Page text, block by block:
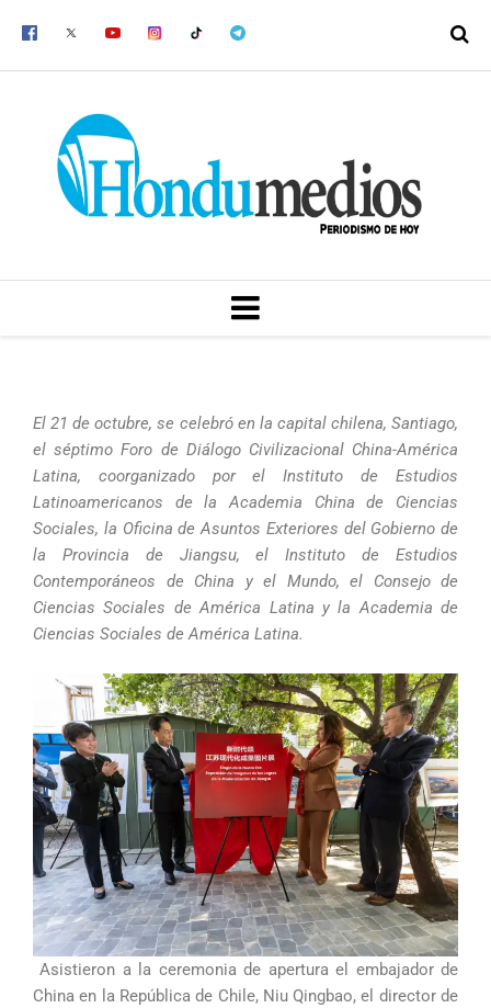
MENU
El 21 de octubre, se celebró en la capital chilena, Santiago,
el séptimo Foro de Diálogo Civilizacional China-América
Latina, coorganizado por el Instituto de Estudios
Latinoamericanos de la Academia China de Ciencias
Sociales, la Oficina de Asuntos Exteriores del Gobierno de
la Provincia de Jiangsu, el Instituto de Estudios
Contemporáneos de China y el Mundo, el Consejo de
Ciencias Sociales de América Latina y la Academia de
Ciencias Sociales de América Latina.
Asistieron a la ceremonia de apertura el embajador de
China en la República de Chile, Niu Qingbao, el director de